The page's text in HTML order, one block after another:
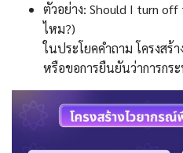
ตัวอย่าง: Should I turn
ไหม?)
ในประโยคคำถาม โครงสร้
หรือขอการยืนยันว่าการก